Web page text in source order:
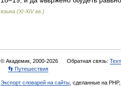
языка (XI-XIV вв.)
© Академик, 2000-2026 Обратная связь:
👣 Путешествия
Экспорт словарей на сайты , сделанные на PHP,